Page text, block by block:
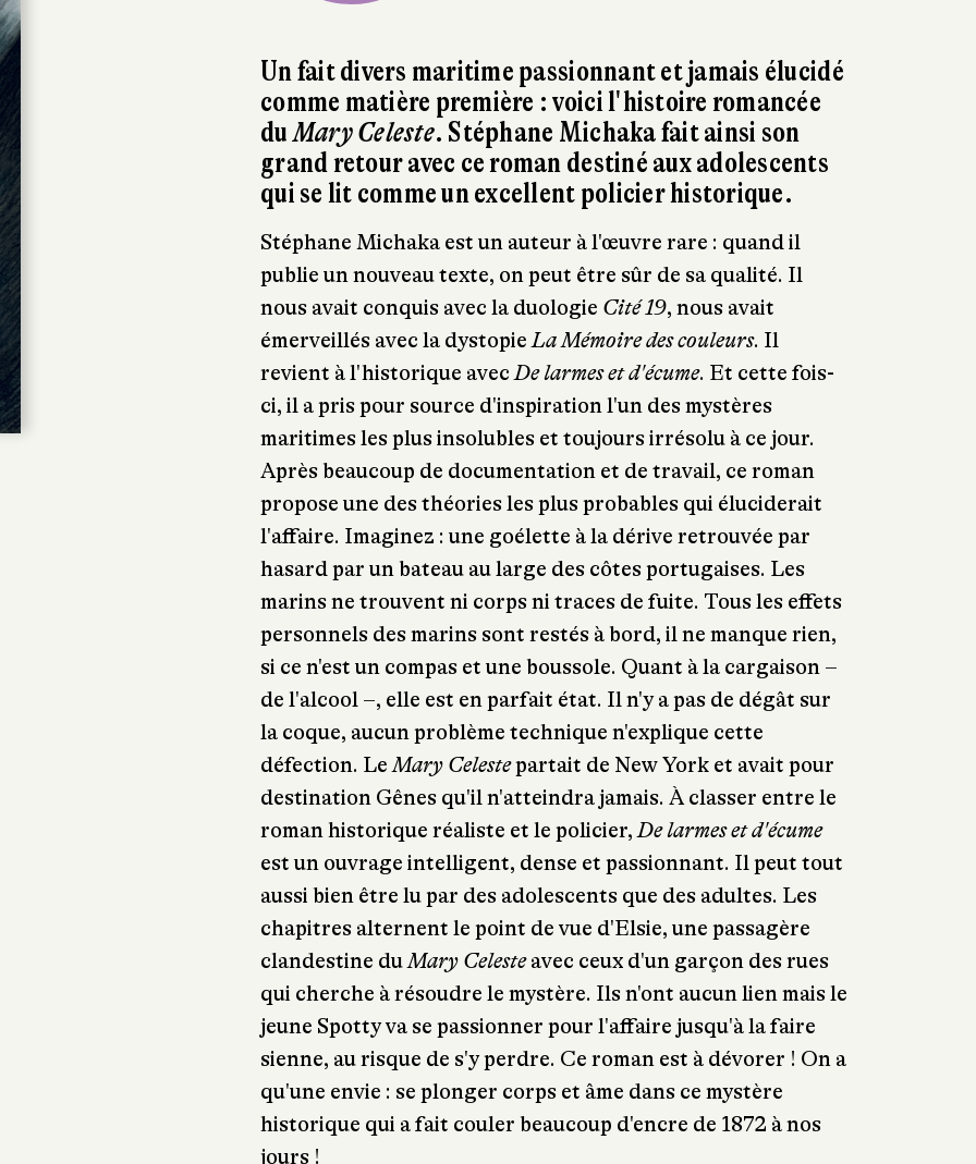
Un fait divers maritime passionnant et jamais élucidé
comme matière première : voici l'histoire romancée
du Mary Celeste. Stéphane Michaka fait ainsi son
grand retour avec ce roman destiné aux adolescents
qui se lit comme un excellent policier historique.
Stéphane Michaka est un auteur à l'œuvre rare : quand il
publie un nouveau texte, on peut être sûr de sa qualité. Il
nous avait conquis avec la duologie Cité 19, nous avait
émerveillés avec la dystopieLa Mémoire des couleurs. Il
revient à l'historique avecDe larmes et d'écume. Et cette fois-
ci, il a pris pour source d'inspiration l'un des mystères
maritimes les plus insolubles et toujours irrésolu à ce jour.
Après beaucoup de documentation et de travail, ce roman
propose une des théories les plus probables qui éluciderait
l'affaire. Imaginez : une goélette à la dérive retrouvée par
hasard par un bateau au large des côtes portugaises. Les
marins ne trouvent ni corps ni traces de fuite. Tous les effets
personnels des marins sont restés à bord, il ne manque rien,
si ce n'est un compas et une boussole. Quant à la cargaison –
de l'alcool –, elle est en parfait état. Il n'y a pas de dégât sur
la coque, aucun problème technique n'explique cette
défection. LeMary Celestepartait de New York et avait pour
destination Gênes qu'il n'atteindra jamais. À classer entre le
roman historique réaliste et le policier,De larmes et d'écume
est un ouvrage intelligent, dense et passionnant. Il peut tout
aussi bien être lu par des adolescents que des adultes. Les
chapitres alternent le point de vue d'Elsie, une passagère
clandestine duMary Celesteavec ceux d'un garçon des rues
qui cherche à résoudre le mystère. Ils n'ont aucun lien mais le
jeune Spotty va se passionner pour l'affaire jusqu'à la faire
sienne, au risque de s'y perdre. Ce roman est à dévorer ! On a
qu'une envie : se plonger corps et âme dans ce mystère
historique qui a fait couler beaucoup d'encre de 1872 à nos
jours !